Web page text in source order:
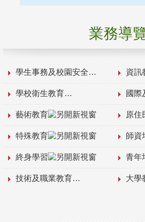
業務導
學生事務及校園安全 資訊
學校衛生教育 國際
藝術教育 原住
特殊教育 師資
終身學習 青年
技術及職業教育 大學